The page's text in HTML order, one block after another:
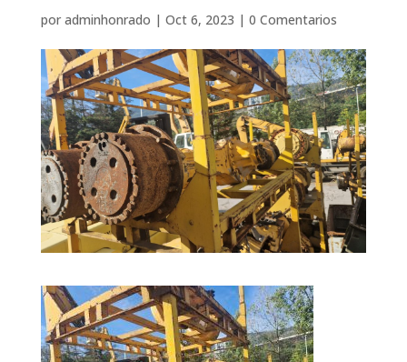
por adminhonrado | Oct 6, 2023 | 0 Comentarios